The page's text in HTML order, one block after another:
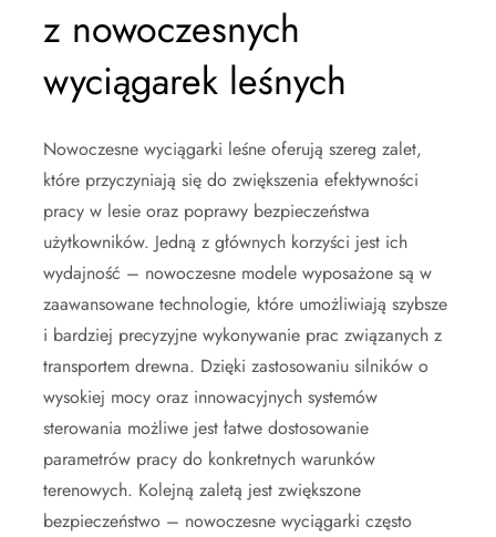
z nowoczesnych
wyciągarek leśnych
Nowoczesne wyciągarki leśne oferują szereg zalet,
które przyczyniają się do zwiększenia efektywności
pracy w lesie oraz poprawy bezpieczeństwa
użytkowników. Jedną z głównych korzyści jest ich
wydajność – nowoczesne modele wyposażone są w
zaawansowane technologie, które umożliwiają szybsze
i bardziej precyzyjne wykonywanie prac związanych z
transportem drewna. Dzięki zastosowaniu silników o
wysokiej mocy oraz innowacyjnych systemów
sterowania możliwe jest łatwe dostosowanie
parametrów pracy do konkretnych warunków
terenowych. Kolejną zaletą jest zwiększone
bezpieczeństwo – nowoczesne wyciągarki często